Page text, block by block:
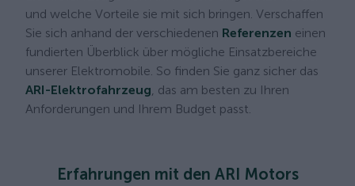
und welche Vorteile sie mit sich bringen. Verschaffen
Sie sich anhand der verschiedenen Referenzen einen
fundierten Überblick über mögliche Einsatzbereiche
unserer Elektromobile. So finden Sie ganz sicher das
ARI-Elektrofahrzeug, das am besten zu Ihren
Anforderungen und Ihrem Budget passt.
Erfahrungen mit den ARI Motors